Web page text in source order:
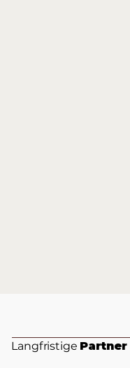
Langfristige Partner